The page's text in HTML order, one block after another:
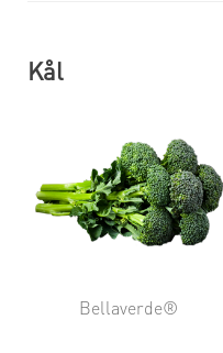
Kål
Bellaverde®